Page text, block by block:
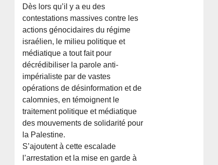
Dès lors qu’il y a eu des
contestations massives contre les
actions génocidaires du régime
israélien, le milieu politique et
médiatique a tout fait pour
décrédibiliser la parole anti-
impérialiste par de vastes
opérations de désinformation et de
calomnies, en témoignent le
traitement politique et médiatique
des mouvements de solidarité pour
la Palestine.
S’ajoutent à cette escalade
l’arrestation et la mise en garde à